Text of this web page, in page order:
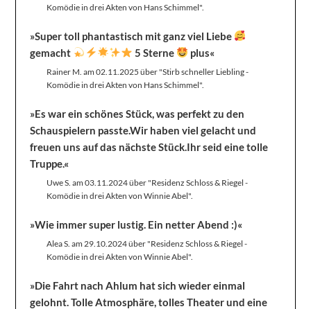
Komödie in drei Akten von Hans Schimmel".
»Super toll phantastisch mit ganz viel Liebe
gemacht
5 Sterne plus«
Rainer M. am 02.11.2025 über "Stirb schneller Liebling -
Komödie in drei Akten von Hans Schimmel".
»Es war ein schönes Stück, was perfekt zu den
Schauspielern passte.Wir haben viel gelacht und
freuen uns auf das nächste Stück.Ihr seid eine tolle
Truppe.«
Uwe S. am 03.11.2024 über "Residenz Schloss & Riegel -
Komödie in drei Akten von Winnie Abel".
»Wie immer super lustig. Ein netter Abend :)«
Alea S. am 29.10.2024 über "Residenz Schloss & Riegel -
Komödie in drei Akten von Winnie Abel".
»Die Fahrt nach Ahlum hat sich wieder einmal
gelohnt. Tolle Atmosphäre, tolles Theater und eine